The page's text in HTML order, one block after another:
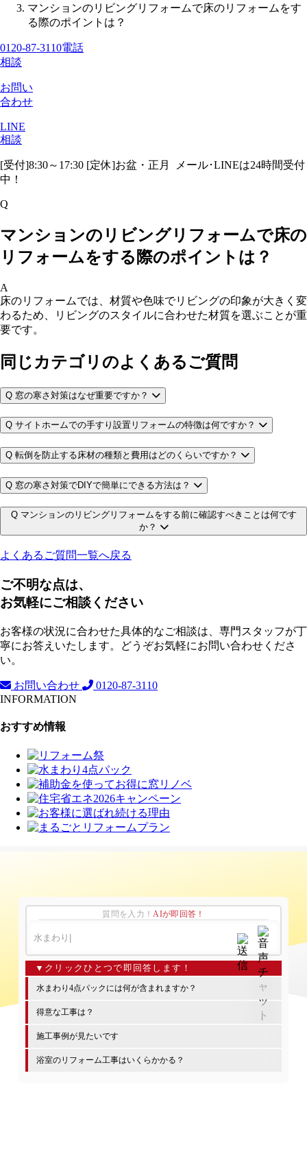
マンションのリビングリフォームで床のリフォームをす
る際のポイントは？
0120-87-3110電話
相談
お問い
合わせ
LINE
相談
[受付]8:30～17:30 [定休]お盆・正月
メール･LINEは24時間受付
中！
Q
マンションのリビングリフォームで床の
リフォームをする際のポイントは？
A
床のリフォームでは、材質や色味でリビングの印象が大きく変
わるため、リビングのスタイルに合わせた材質を選ぶことが重
要です。
同じカテゴリのよくあるご質問
Q 窓の寒さ対策はなぜ重要ですか？
Q サイトホームでの手すり設置リフォームの特徴は何ですか？
Q 転倒を防止する床材の種類と費用はどのくらいですか？
Q 窓の寒さ対策でDIYで簡単にできる方法は？
Q マンションのリビングリフォームをする前に確認すべきことは何です
か？
よくあるご質問一覧へ戻る
ご不明な点は、
お気軽にご相談ください
お客様の状況に合わせた具体的なご相談は、専門スタッフが丁
寧にお答えいたします。どうぞお気軽にお問い合わせくださ
い。
お問い合わせ
0120-87-3110
INFORMATION
おすすめ情報
質問を入力！AIが即回答！
水まわり4点パックには何が含まれますか？
得意な工事は？
施工事例が見たいです
浴室のリフォーム工事はいくらかかる？